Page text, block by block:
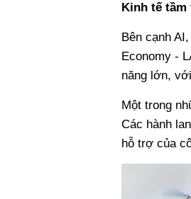
Kinh tế
Bên cạnh
Economy -
năng lớn,
Một trong
Các hành
hỗ trợ của